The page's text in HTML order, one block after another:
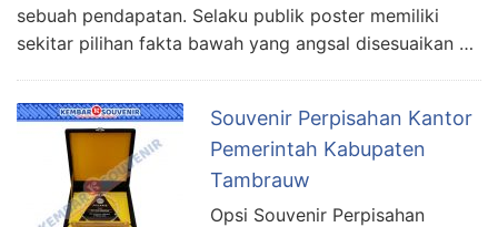
sebuah pendapatan. Selaku publik poster memiliki
sekitar pilihan fakta bawah yang angsal disesuaikan …
Souvenir Perpisahan Kantor
Pemerintah Kabupaten
Tambrauw
Opsi Souvenir Perpisahan